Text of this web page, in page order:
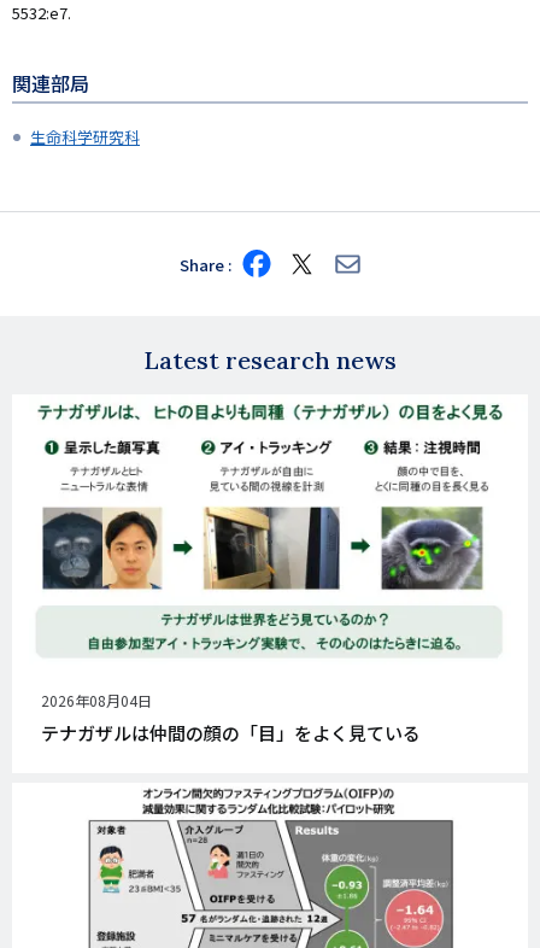
5532:e7.
関連部局
生命科学研究科
Share Share
on
Share
on
Share
via
Latest research news
公
開
日
2026年08月04日
テナガザルは仲間の顔の「目」をよく見ている